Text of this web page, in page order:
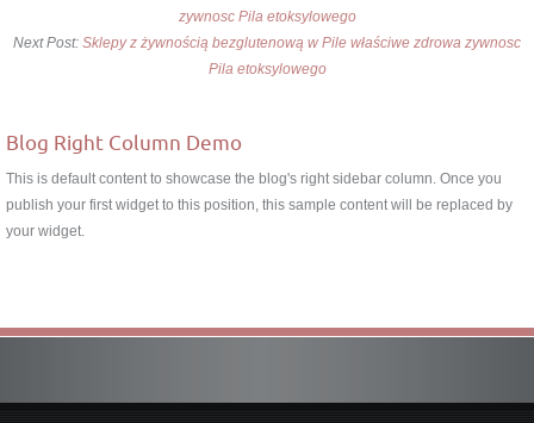
zywnosc Pila etoksylowego
Next Post: Sklepy z żywnością bezglutenową w Pile właściwe zdrowa zywnosc
Pila etoksylowego
Blog Right Column Demo
This is default content to showcase the blog's right sidebar column. Once you
publish your first widget to this position, this sample content will be replaced by
your widget.